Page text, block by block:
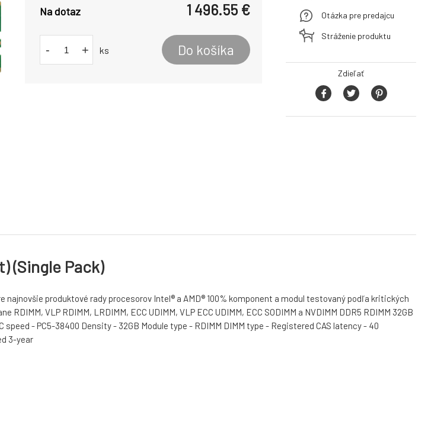
Na dotaz 1 496.55 €
- + ks Do košíka
Otázka pre predajcu
Stráženie produktu
Zdieľať
(Single Pack)
produktové rady procesorov Intel® a AMD® 100% komponent a modul testovaný podľa kritických
VLP RDIMM, LRDIMM, ECC UDIMM, VLP ECC UDIMM, ECC SODIMM a NVDIMM DDR5 RDIMM 32GB
speed - PC5-38400 Density - 32GB Module type - RDIMM DIMM type - Registered CAS latency - 40
3-year